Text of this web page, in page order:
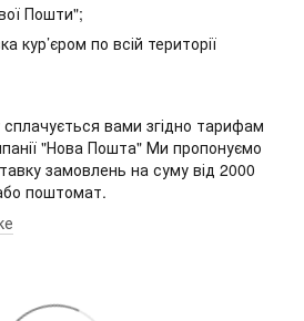
Пошти";
кур’єром по всій території
вами згідно тарифам
"Нова Пошта" Ми пропонуємо
замовлень на суму від 2000
поштомат.